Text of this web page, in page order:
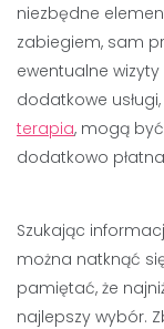
niezbędne
zabiegiem, sam
ewentualne
dodatkowe
terapia, mogą
dodatkowo
Szukając
można natknąć
pamiętać, że
najlepszy wybór.